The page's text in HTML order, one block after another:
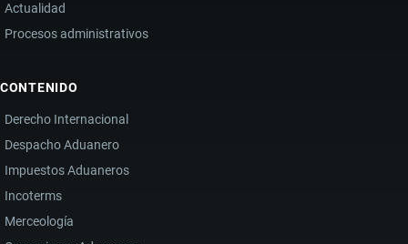
Actualidad
Procesos administrativos
CONTENIDO
Derecho Internacional
Despacho Aduanero
Impuestos Aduaneros
Incoterms
Merceología